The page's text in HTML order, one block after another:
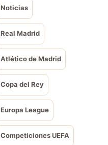
Noticias
Real Madrid
Atlético de Madrid
Copa del Rey
Europa League
Competiciones UEFA